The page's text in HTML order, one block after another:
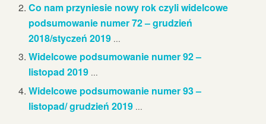
Co nam przyniesie nowy rok czyli widelcowe
podsumowanie numer 72 – grudzień
2018/styczeń 2019 ...
Widelcowe podsumowanie numer 92 –
listopad 2019 ...
Widelcowe podsumowanie numer 93 –
listopad/ grudzień 2019 ...